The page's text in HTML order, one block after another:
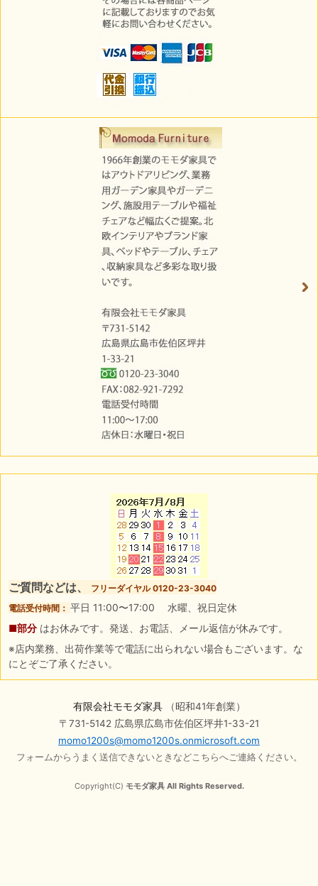
ご質問などは、
フリーダイヤル 0120-23-3040
電話受付時間： 平日 11:00〜17:00 水曜、祝日定休
■部分 はお休みです。発送、お電話、メール返信が休みです。
※店内業務、出荷作業等で電話に出られない場合もございます。な
にとぞご了承ください。
有限会社モモダ家具（昭和41年創業）
〒731-5142 広島県広島市佐伯区坪井1-33-21
momo1200s@momo1200s.onmicrosoft.com
フォームからうまく送信できないときなどこちらへご連絡ください。
Copyright(C) モモダ家具 All Rights Reserved.